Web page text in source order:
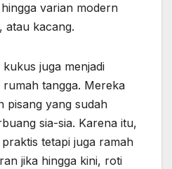
varian modern
atau kacang.
juga menjadi
tangga. Mereka
pisang yang sudah
sia-sia. Karena itu,
tetapi juga ramah
jika hingga kini, roti